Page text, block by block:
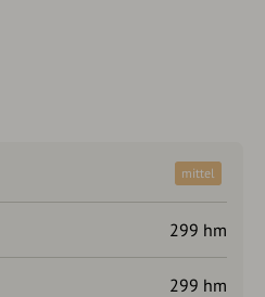
Alpen.
mittel
299 hm
299 hm